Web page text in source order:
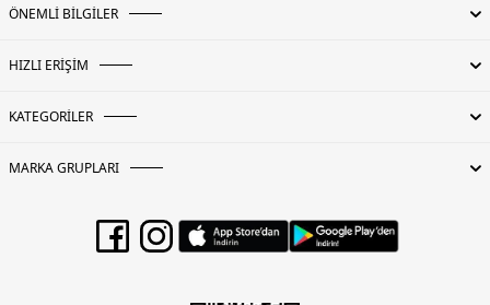
ÖNEMLİ BİLGİLER
HIZLI ERİŞİM
KATEGORİLER
MARKA GRUPLARI